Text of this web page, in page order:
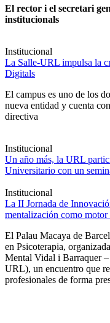
El rector i el secretari
institucionals
Institucional
La Salle-URL impulsa la
Digitals
El campus es uno de los
nueva entidad y cuenta
directiva
Institucional
Un año más, la URL
Universitario con un
Institucional
La II Jornada de
mentalización como
El Palau Macaya de
en Psicoterapia,
Mental Vidal i Barraquer
URL), un encuentro que
profesionales de forma